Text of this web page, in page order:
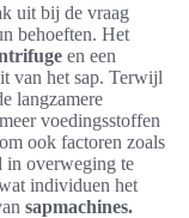
uit bij de vraag
behoeften. Het
en een
van het sap. Terwijl
langzamere
voedingsstoffen
ook factoren zoals
in overweging te
individuen het
sapmachines.